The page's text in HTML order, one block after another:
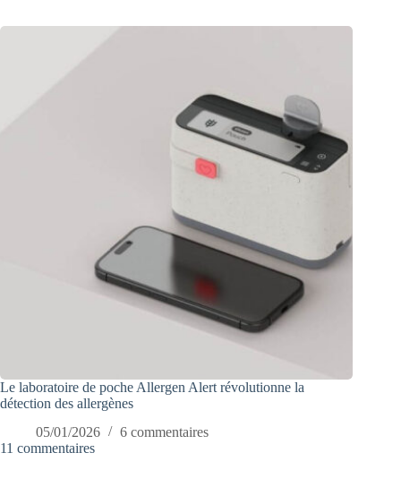
Le laboratoire de poche Allergen Alert révolutionne la
détection des allergènes
05/01/2026
6 commentaires
11 commentaires